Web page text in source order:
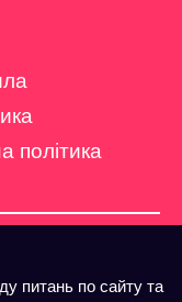
політика
по сайту та